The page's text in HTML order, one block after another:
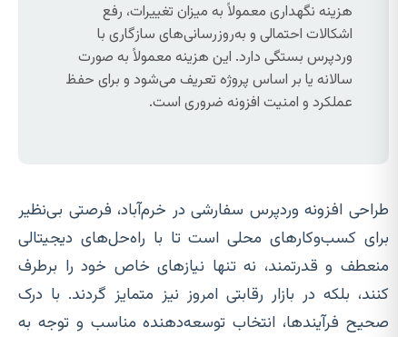
هزینه نگهداری معمولاً به میزان تغییرات، رفع
اشکالات احتمالی و به‌روزرسانی‌های سازگاری با
وردپرس بستگی دارد. این هزینه معمولاً به صورت
سالانه یا بر اساس پروژه تعریف می‌شود و برای حفظ
عملکرد و امنیت افزونه ضروری است.
طراحی افزونه وردپرس سفارشی در خرم‌آباد، فرصتی بی‌نظیر
برای کسب‌وکارهای محلی است تا با راه‌حل‌های دیجیتالی
منعطف و قدرتمند، نه تنها نیازهای خاص خود را برطرف
کنند، بلکه در بازار رقابتی امروز نیز متمایز گردند. با درک
صحیح فرآیندها، انتخاب توسعه‌دهنده مناسب و توجه به